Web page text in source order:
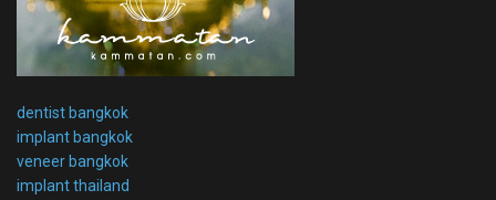
dentist bangkok
implant bangkok
veneer bangkok
implant thailand